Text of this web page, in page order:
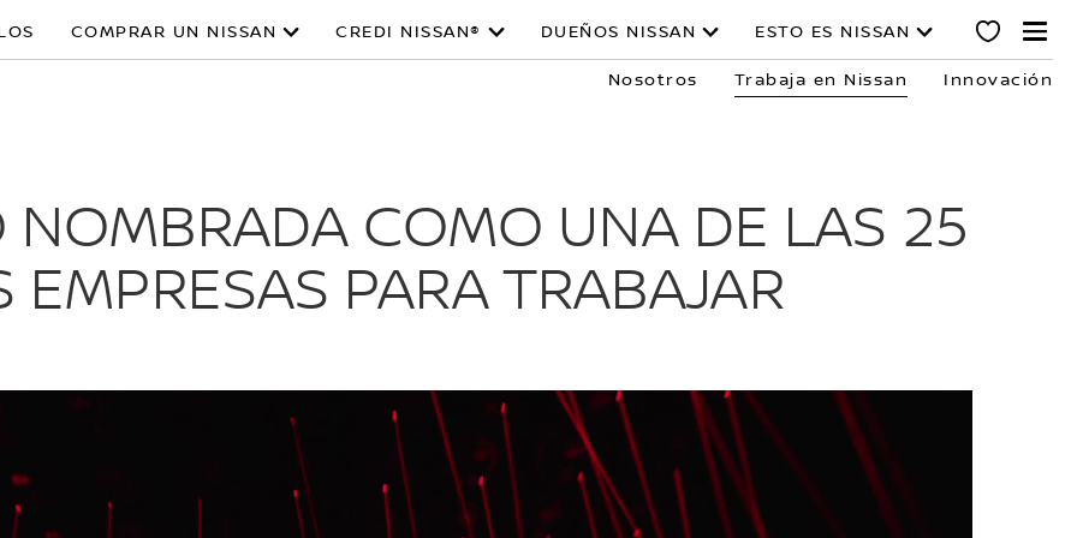
COMPRAR UN NISSAN CREDI NISSAN® DUEÑOS NISSAN ESTO ES NISSAN
Nosotros Trabaja en Nissan Innovación
NOMBRADA COMO UNA DE LAS 25
EMPRESAS PARA TRABAJAR